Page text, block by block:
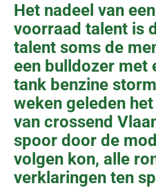
Het nadeel van
voorraad talent is
talent soms de
een bulldozer met
tank benzine
weken geleden
van crossend
spoor door de
volgen kon, alle
verklaringen ten